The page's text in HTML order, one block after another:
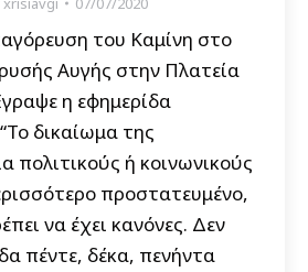
του Καμίνη στο
Αυγής στην Πλατεία
η εφημερίδα
δικαίωμα της
πολιτικούς ή κοινωνικούς
προστατευμένο,
να έχει κανόνες. Δεν
πέντε, δέκα, πενήντα